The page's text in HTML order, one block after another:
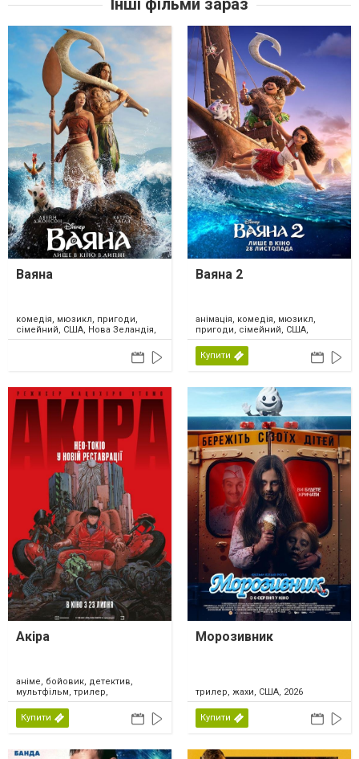
Ваяна
комедія, мюзикл, пригоди,
сімейний, США, Нова Зеландія,
2026
Ваяна 2
анімація, комедія, мюзикл,
пригоди, сімейний, США,
Канада, 2024
Купити
Акіра
аніме, бойовик, детектив,
мультфільм, трилер,
фантастика, Японія, 2026
Купити
Морозивник
трилер, жахи, США, 2026
Купити